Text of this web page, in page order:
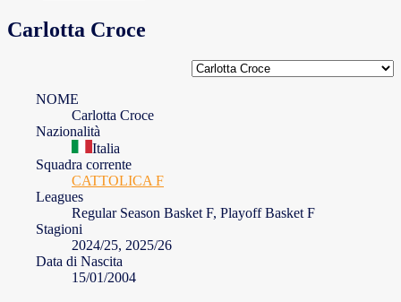
Carlotta Croce
NOME
Carlotta Croce
Nazionalità
Italia
Squadra corrente
CATTOLICA F
Leagues
Regular Season Basket F, Playoff Basket F
Stagioni
2024/25, 2025/26
Data di Nascita
15/01/2004